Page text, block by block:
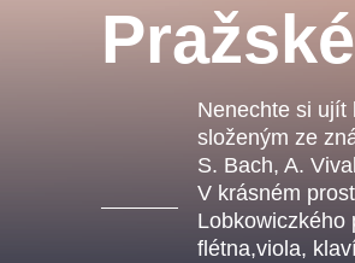
Nenechte si ujít
složeným ze
S. Bach, A.
V krásném
Lobkowiczkého
flétna,viola,